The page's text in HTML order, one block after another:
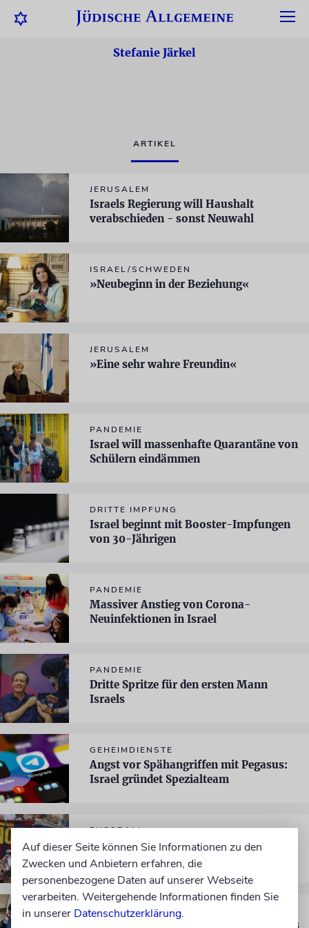
Stefanie Järkel
ARTIKEL
JERUSALEM
Israels Regierung will Haushalt
verabschieden - sonst Neuwahl
ISRAEL/SCHWEDEN
»Neubeginn in der Beziehung«
JERUSALEM
»Eine sehr wahre Freundin«
PANDEMIE
Israel will massenhafte Quarantäne von
Schülern eindämmen
DRITTE IMPFUNG
Israel beginnt mit Booster-Impfungen
von 30-Jährigen
PANDEMIE
Massiver Anstieg von Corona-
Neuinfektionen in Israel
PANDEMIE
Dritte Spritze für den ersten Mann
Israels
GEHEIMDIENSTE
Angst vor Spähangriffen mit Pegasus:
Israel gründet Spezialteam
FUSSBALL
Eklat: Spieler von Barcelona wollen
nicht in Jerusalem antreten
JERUSALEM
»Ich werde ein Präsident für alle Israelis
Auf dieser Seite können Sie Informationen zu den
Zwecken und Anbietern erfahren, die
personenbezogene Daten auf unserer Webseite
verarbeiten. Weitergehende Informationen finden Sie
in unserer Datenschutzerklärung.